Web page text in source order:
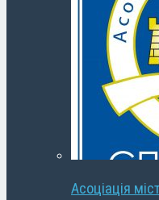
Асоціація